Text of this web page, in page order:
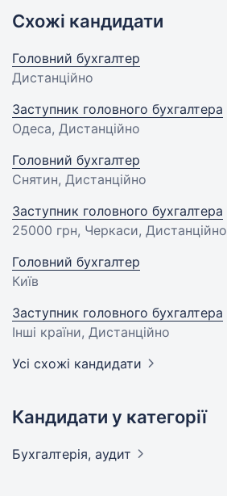
Схожі кандидати
Головний бухгалтер
Дистанційно
Заступник головного бухгалтера
Одеса, Дистанційно
Головний бухгалтер
Снятин, Дистанційно
Заступник головного бухгалтера
25000 грн, Черкаси, Дистанційно
Головний бухгалтер
Київ
Заступник головного бухгалтера
Інші країни, Дистанційно
Усі схожі кандидати
Кандидати у категорії
Бухгалтерія, аудит